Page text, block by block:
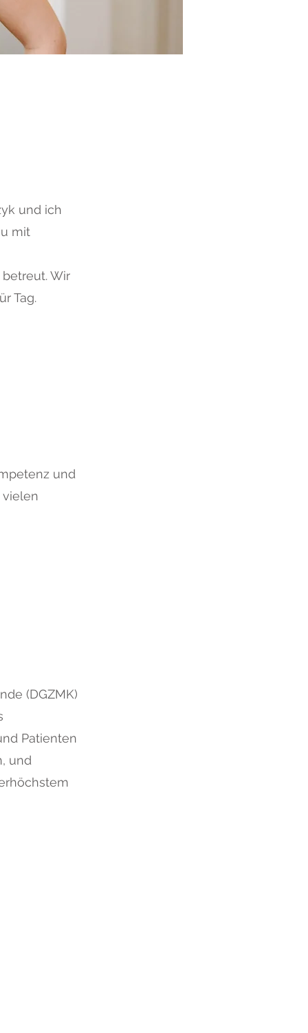
und ich
mit
Wir
Tag.
und
(DGZMK)
Patienten
und